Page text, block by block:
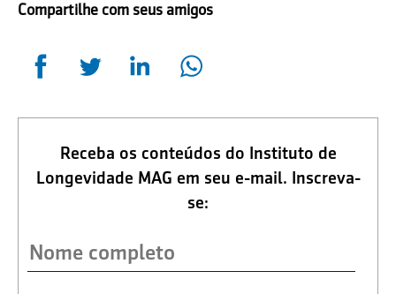
Compartilhe com seus amigos
Receba os conteúdos do Instituto de
Longevidade MAG em seu e-mail. Inscreva-
se: